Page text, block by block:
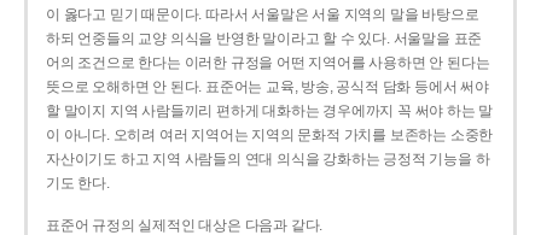
이 옳다고 믿기 때문이다. 따라서 서울말은 서울 지역의 말을 바탕으로
하되 언중들의 교양 의식을 반영한 말이라고 할 수 있다. 서울말을 표준
어의 조건으로 한다는 이러한 규정을 어떤 지역어를 사용하면 안 된다는
뜻으로 오해하면 안 된다. 표준어는 교육, 방송, 공식적 담화 등에서 써야
할 말이지 지역 사람들끼리 편하게 대화하는 경우에까지 꼭 써야 하는 말
이 아니다. 오히려 여러 지역어는 지역의 문화적 가치를 보존하는 소중한
자산이기도 하고 지역 사람들의 연대 의식을 강화하는 긍정적 기능을 하
기도 한다.
표준어 규정의 실제적인 대상은 다음과 같다.